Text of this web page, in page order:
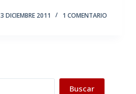
3 DICIEMBRE 2011 1 COMENTARIO
Buscar